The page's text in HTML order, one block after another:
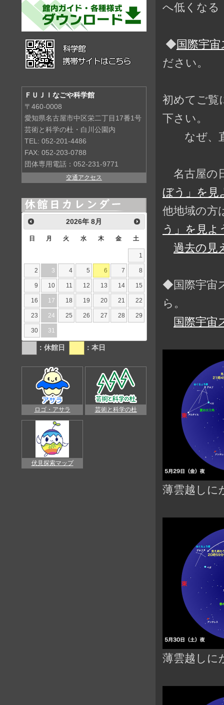
へ低くなる
◆国際宇
ださい。
初めてご覧
下さい。
なぜ、直
名古屋の
ぼう」を見
他地域の方
う」を見
過去の見
◆国際宇宙
ら。
国際宇宙
薄雲越しに
薄雲越しに
ＦＵＪＩなごや科学館
〒460-0008
愛知県名古屋市中区栄二丁目17番1号
芸術と科学の杜・白川公園内
TEL: 052-201-4486
FAX: 052-203-0788
団体専用電話：052-231-9771
交通アクセス
2026年8月
日 月 火 水 木 金 土
1
2 3 4 5 6 7 8
9 10 11 12 13 14 15
16 17 18 19 20 21 22
23 24 25 26 27 28 29
30 31
：休館日 ：本日
ロゴ・アサラ 芸術と科学の杜
伏見探索マップ